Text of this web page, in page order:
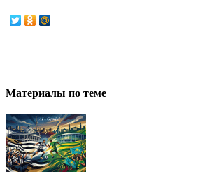
Материалы по теме